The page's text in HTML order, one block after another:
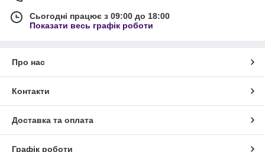
Сьогодні працює з 09:00 до 18:00
Показати весь графік роботи
Про нас
Контакти
Доставка та оплата
Графік роботи